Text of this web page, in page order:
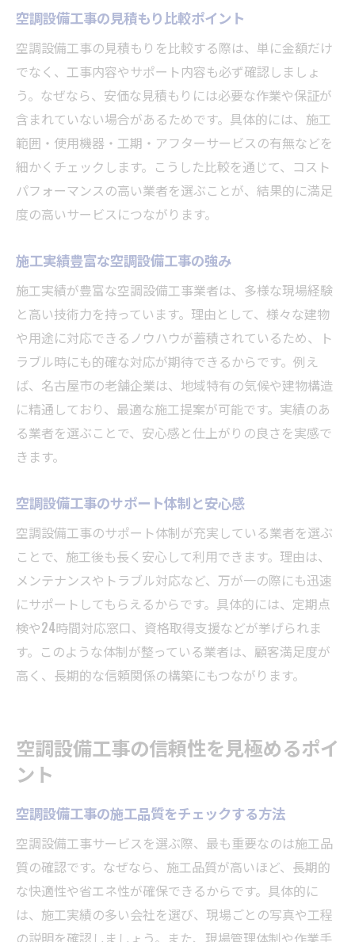
空調設備工事で年収アップを実現する方法
空調設備工事の給与アップにつながる条件
年収アップ事例に学ぶ空調設備工事の働き
方
空調設備工事で評価されるスキルとは何か
転職で空調設備工事の待遇を改善するコツ
空調設備工事における昇給のポイントを解
説
転職活動に役立つ空調設備工事の最新情報
転職市場で注目される空調設備工事の条件
空調設備工事会社の採用トレンドを把握
空調設備工事の面接でアピールする方法
未経験から始める空調設備工事の転職術
空調設備工事の見積もり比較ポイント
空調設備工事の見積もりを比較する際は、単に金額だけ
でなく、工事内容やサポート内容も必ず確認しましょ
う。なぜなら、安価な見積もりには必要な作業や保証が
含まれていない場合があるためです。具体的には、施工
範囲・使用機器・工期・アフターサービスの有無などを
細かくチェックします。こうした比較を通じて、コスト
パフォーマンスの高い業者を選ぶことが、結果的に満足
度の高いサービスにつながります。
施工実績豊富な空調設備工事の強み
施工実績が豊富な空調設備工事業者は、多様な現場経験
と高い技術力を持っています。理由として、様々な建物
や用途に対応できるノウハウが蓄積されているため、ト
ラブル時にも的確な対応が期待できるからです。例え
ば、名古屋市の老舗企業は、地域特有の気候や建物構造
に精通しており、最適な施工提案が可能です。実績のあ
る業者を選ぶことで、安心感と仕上がりの良さを実感で
きます。
空調設備工事のサポート体制と安心感
空調設備工事のサポート体制が充実している業者を選ぶ
ことで、施工後も長く安心して利用できます。理由は、
メンテナンスやトラブル対応など、万が一の際にも迅速
にサポートしてもらえるからです。具体的には、定期点
検や24時間対応窓口、資格取得支援などが挙げられま
す。このような体制が整っている業者は、顧客満足度が
高く、長期的な信頼関係の構築にもつながります。
空調設備工事の信頼性を見極めるポイ
ント
空調設備工事の施工品質をチェックする方法
空調設備工事サービスを選ぶ際、最も重要なのは施工品
質の確認です。なぜなら、施工品質が高いほど、長期的
な快適性や省エネ性が確保できるからです。具体的に
は、施工実績の多い会社を選び、現場ごとの写真や工程
の説明を確認しましょう。また、現場管理体制や作業手